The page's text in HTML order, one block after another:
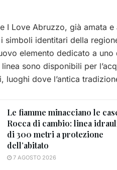
I Love Abruzzo, già amata
simboli identitari della
elemento dedicato a
sono disponibili per
luoghi dove l’antica
Le fiamme minacciano le
Rocca di cambio: linea
di 300 metri a protezione
dell’abitato
7 AGOSTO 2026